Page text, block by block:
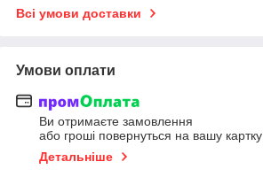
Всі умови доставки
Умови оплати
Ви отримаєте замовлення
або гроші повернуться на вашу картку
Детальніше